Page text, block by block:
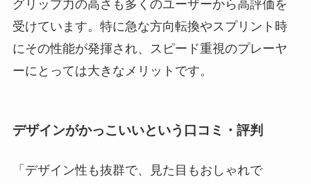
グリップ力の高さも多くのユーザーから高評価を
受けています。特に急な方向転換やスプリント時
にその性能が発揮され、スピード重視のプレーヤ
ーにとっては大きなメリットです。
デザインがかっこいいという口コミ・評判
「デザイン性も抜群で、見た目もおしゃれで